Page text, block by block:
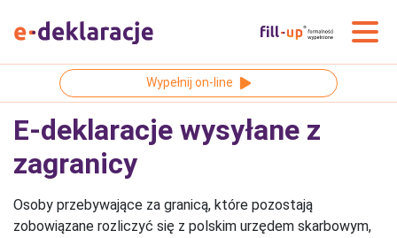
Wypełnij on-line
E-deklaracje wysyłane z
zagranicy
Osoby przebywające za granicą, które pozostają
zobowiązane rozliczyć się z polskim urzędem skarbowym,